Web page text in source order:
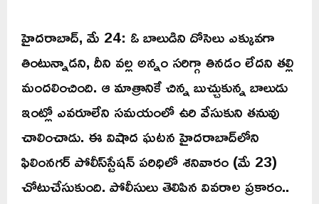
హైదరాబాద్‌, మే 24: ఓ బాలుడిని దోసెలు ఎక్కువగా
తింటున్నాడని, దీని వల్ల అన్నం సరిగ్గా తినడం లేదని తల్లి
మందలించింది. ఆ మాత్రానికే చిన్న బుచ్చుకున్న బాలుడు
ఇంట్లో ఎవరూలేని సమయంలో ఉరి వేసుకుని తనువు
చాలించాడు. ఈ విషాద ఘటన హైదరాబాద్‌లోని
ఫిలింనగర్‌ పోలీస్‌స్టేషన్‌ పరిధిలో శనివారం (మే 23)
చోటుచేసుకుంది. పోలీసులు తెలిపిన వివరాల ప్రకారం..